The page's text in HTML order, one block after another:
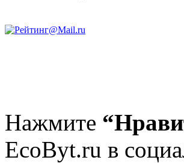
Нажмите
EcoByt.ru в